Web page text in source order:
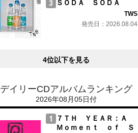
ＳＯＤＡ ＳＯＤＡ
TWS
発売日：2026.08.04
4位以下を見る
デイリーCDアルバムランキング
2026年08月05日付
７ＴＨ ＹＥＡＲ：Ａ
Ｍｏｍｅｎｔ ｏｆ Ｓ